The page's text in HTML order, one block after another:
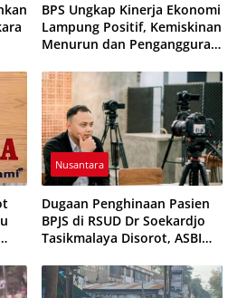
BPS Ungkap Kinerja Ekonomi
Lampung Positif, Kemiskinan
Menurun dan Pengangguran
Nusantara
Dugaan Penghinaan Pasien
BPJS di RSUD Dr Soekardjo
Tasikmalaya Disorot, ASBI
Etika Pelayanan